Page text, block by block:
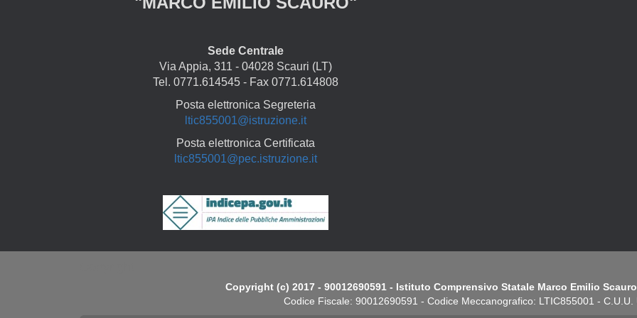
Sede Centrale
Via Appia, 311 - 04028 Scauri (LT)
Tel. 0771.614545 - Fax 0771.614808
Posta elettronica Segreteria
ltic855001@istruzione.it
Posta elettronica Certificata
ltic855001@pec.istruzione.it
Copyright (c) 2017 - 90012690591 - Istituto Comprensivo Statale Marco Emilio
Codice Fiscale: 90012690591 - Codice Meccanografico: LTIC855001 - C.U.U.